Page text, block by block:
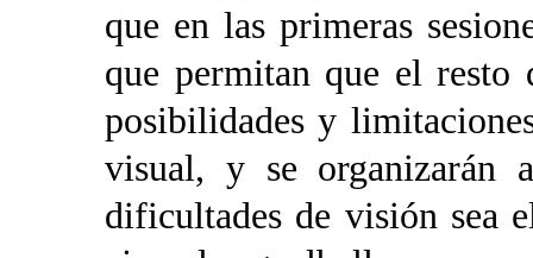
que en las primeras
que permitan que el
posibilidades y
visual, y se organizarán
dificultades de visión sea